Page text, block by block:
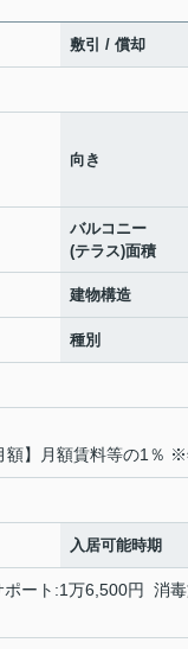
敷引 / 償却
向き
バルコニー
(テラス)面積
建物構造
種別
額】月額賃料等の1％
入居可能時期
ート:1万6,500円 消